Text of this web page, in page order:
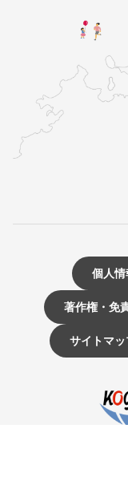
個人情
著作権・免
サイトマッ